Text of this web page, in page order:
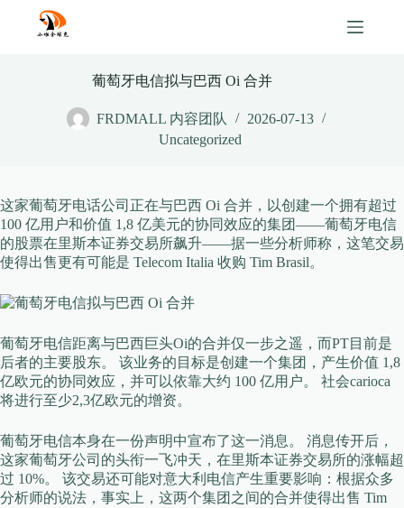
content
葡萄牙电信拟与巴西 Oi 合并
FRDMALL 内容团队
2026-07-13
Uncategorized
这家葡萄牙电话公司正在与巴西 Oi 合并，以创建一个拥有超过
100 亿用户和价值 1,8 亿美元的协同效应的集团——葡萄牙电信
的股票在里斯本证券交易所飙升——据一些分析师称，这笔交易
使得出售更有可能是 Telecom Italia 收购 Tim Brasil。
葡萄牙电信距离与巴西巨头Oi的合并仅一步之遥，而PT目前是
后者的主要股东。 该业务的目标是创建一个集团，产生价值 1,8
亿欧元的协同效应，并可以依靠大约 100 亿用户。 社会carioca
将进行至少2,3亿欧元的增资。
葡萄牙电信本身在一份声明中宣布了这一消息。 消息传开后，
这家葡萄牙公司的头衔一飞冲天，在里斯本证券交易所的涨幅超
过 10%。 该交易还可能对意大利电信产生重要影响：根据众多
分析师的说法，事实上，这两个集团之间的合并使得出售 Tim